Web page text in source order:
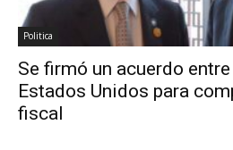
Politica
Se firmó un acuerdo
Estados Unidos para
fiscal